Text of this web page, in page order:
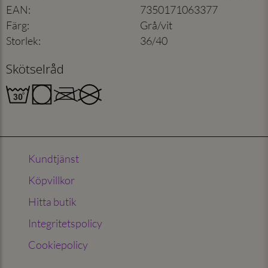
EAN:
7350171063377
Färg:
Grå/vit
Storlek: 36/40
Skötselråd
Kundtjänst
Köpvillkor
Hitta butik
Integritetspolicy
Cookiepolicy